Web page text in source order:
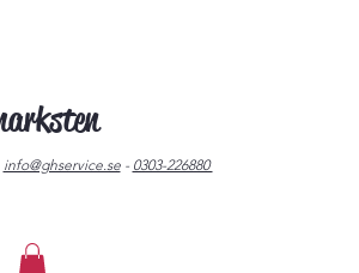
info@ghservice.se- 0303-226880